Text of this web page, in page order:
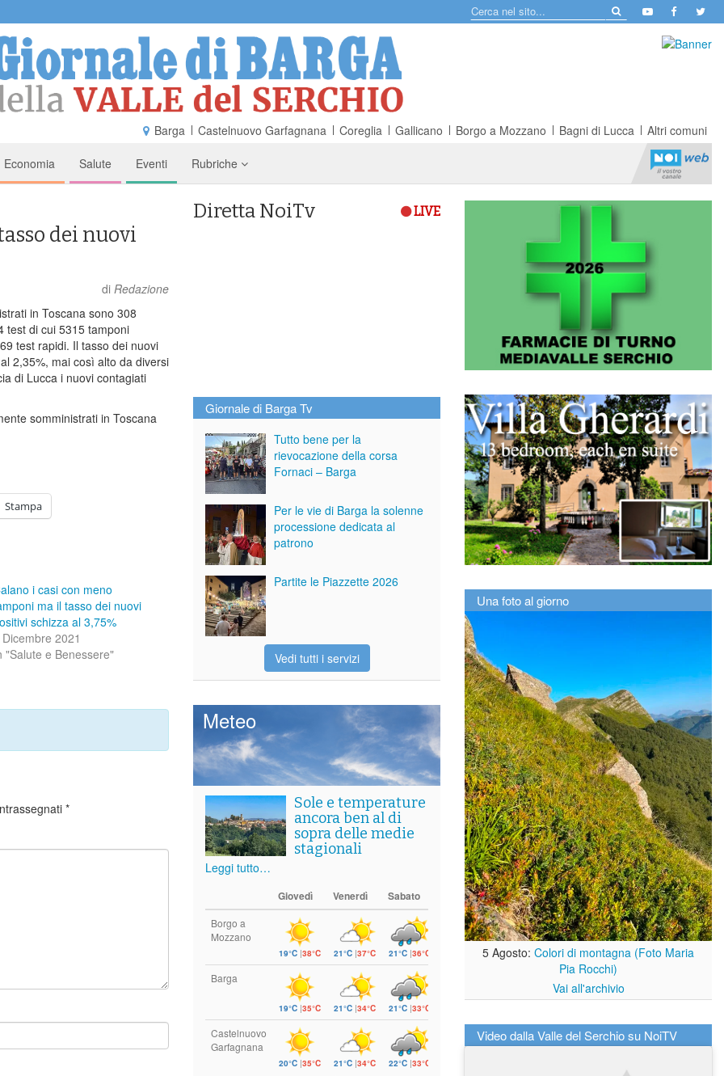
Barga Castelnuovo Garfagnana Coreglia Gallicano Borgo a Mozzano Bagni di Lucca Altri comuni
Economia Salute Eventi Rubriche
dei nuovi
di Redazione
in Toscana sono 308
test di cui 5315 tamponi
test rapidi. Il tasso dei nuovi
2,35%, mai così alto da diversi
di Lucca i nuovi contagiati
somministrati in Toscana
Stampa
i casi con meno
ma il tasso dei nuovi
schizza al 3,75%
2021
"Salute e Benessere"
*
Diretta NoiTv LIVE
Giornale di Barga Tv
Tutto bene per la
rievocazione della corsa
Fornaci – Barga
Per le vie di Barga la solenne
processione dedicata al
patrono
Partite le Piazzette 2026
Vedi tutti i servizi
Meteo
Sole e temperature
ancora ben al di
sopra delle medie
stagionali
Leggi tutto…
Giovedì Venerdì Sabato
Borgo a
Mozzano
19°C |38°C 21°C |37°C 21°C |36°C
Barga
19°C |35°C 21°C |34°C 21°C |33°C
Castelnuovo
Garfagnana
20°C |35°C 21°C |34°C 22°C |33°C
Una foto al giorno
5 Agosto: Colori di montagna (Foto Maria
Pia Rocchi)
Vai all'archivio
Video dalla Valle del Serchio su NoiTV